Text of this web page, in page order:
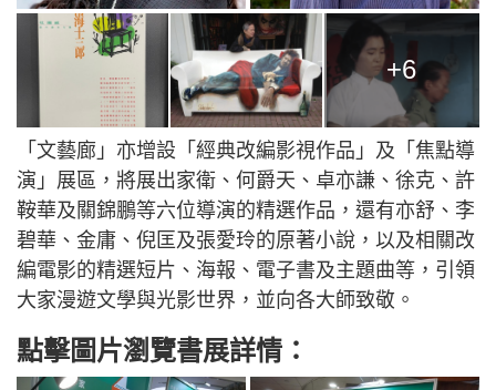
+6
「文藝廊」亦增設「經典改編影視作品」及「焦點導
演」展區，將展出家衛、何爵天、卓亦謙、徐克、許
鞍華及關錦鵬等六位導演的精選作品，還有亦舒、李
碧華、金庸、倪匡及張愛玲的原著小說，以及相關改
編電影的精選短片、海報、電子書及主題曲等，引領
大家漫遊文學與光影世界，並向各大師致敬。
點擊圖片瀏覽書展詳情：